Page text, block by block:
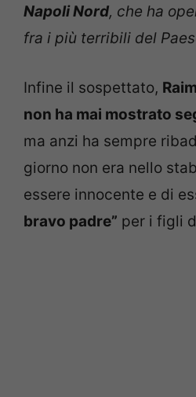
Napoli Nord, che ha
fra i più terribili del
Infine il sospettato,
non ha mai mostrato
ma anzi ha sempre
giorno non era nello
essere innocente e di
bravo padre” per i figli